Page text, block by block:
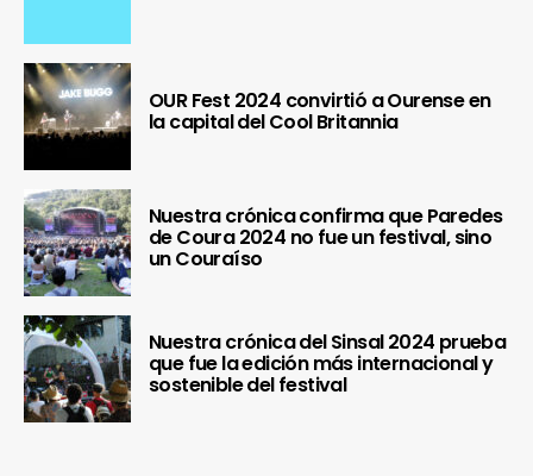
OUR Fest 2024 convirtió a Ourense en
la capital del Cool Britannia
Nuestra crónica confirma que Paredes
de Coura 2024 no fue un festival, sino
un Couraíso
Nuestra crónica del Sinsal 2024 prueba
que fue la edición más internacional y
sostenible del festival